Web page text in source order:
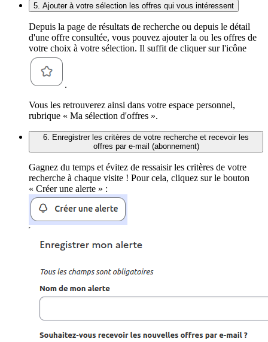
5. Ajouter à votre sélection les offres qui vous intéressent
Depuis la page de résultats de recherche ou depuis le détail
d'une offre consultée, vous pouvez ajouter la ou les offres de
votre choix à votre sélection. Il suffit de cliquer sur l'icône
.
Vous les retrouverez ainsi dans votre espace personnel,
rubrique « Ma sélection d'offres ».
6. Enregistrer les critères de votre recherche et recevoir les
offres par e-mail (abonnement)
Gagnez du temps et évitez de ressaisir les critères de votre
recherche à chaque visite ! Pour cela, cliquez sur le bouton
« Créer une alerte » :